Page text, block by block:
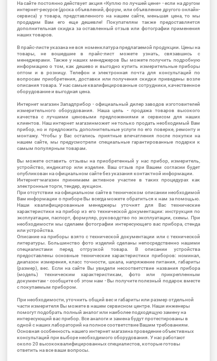
На сайте постоянно действует акция «Куплю по лучшей цене» - если на другом
интернет-ресурсе (доска объявлений, форум, или объявление другого онлайн-
сервиса) у товара, представленного на нашем сайте, меньшая цена, то мы
продадим Вам его еще дешевле! Покупателям также предоставляется
дополнительная скидка за оставленный отзыв или фотографии применения
наших товаров.
В прайс-листе указана не вся номенклатура предлагаемой продукции. Цены на
товары, не вошедшие в прайс-лист можете узнать, связавшись с
менеджерами. Также у наших менеджеров Вы можете получить подробную
информацию о том, как дешево и выгодно купить измерительные приборы
оптом и в розницу. Телефон и электронная почта для консультаций по
вопросам приобретения, доставки или получения скидки приведены возле
описания товара. У нас самые квалифицированные сотрудники, качественное
оборудование и выгодная цена.
Интернет магазин Западприбор - официальный дилер заводов изготовителей
измерительного оборудования. Наша цель - продажа товаров высокого
качества с лучшими ценовыми предложениями и сервисом для наших
клиентов. Наш интернет магазинможет не только продать необходимый Вам
прибор, но и предложить дополнительные услуги по его поверке, ремонту и
монтажу. Чтобы у Вас остались приятные впечатления после покупки на
нашем сайте, мы предусмотрели специальные гарантированные подарки к
самым популярным товарам.
Вы можете оставить отзывы на приобретенный у нас прибор, измеритель,
устройство, индикатор или изделие. Ваш отзыв при Вашем согласии будет
опубликован на официальном сайте без указания контактной информации.
Интернет-магазин принимаем активное участие в таких процедурах как
электронные торги, тендер, аукцион.
При отсутствии на официальном сайте в техническом описании необходимой
Вам информации о приборе Вы всегда можете обратиться к нам за помощью.
Наши квалифицированные менеджеры уточнят для Вас технические
характеристики на прибор из его технической документации: инструкция по
эксплуатации, паспорт, формуляр, руководство по эксплуатации, схемы. При
необходимости мы сделаем фотографии интересующего вас прибора, стенда
или устройства.
Описание на приборы взято с технической документации или с технической
литературы. Большинство фото изделий сделаны непосредственно нашими
специалистами перед отгрузкой товара. В описании устройства
предоставлены основные технические характеристики приборов: номинал,
диапазон измерения, класс точности, шкала, напряжение питания, габариты
(размер), вес. Если на сайте Вы увидели несоответствие названия прибора
(модель) техническим характеристикам, фото или прикрепленным
документам - сообщите об этом нам - Вы получите полезный подарок вместе
с покупаемым прибором.
При необходимости, уточнить общий вес и габариты или размер отдельной
части измерителя Вы можете в нашем сервисном центре. Наши инженеры
помогут подобрать полный аналог или наиболее подходящую замену на
интересующий вас прибор. Все аналоги и замена будут протестированы в
одной с наших лабораторий на полное соответствие Вашим требованиям.
Основная особенность нашего интернет магазина проведение объективных
консультаций при выборе необходимого оборудования. У нас работают
около 20 высококвалифицированных специалистов, которые готовы
ответить на все ваши вопросы.